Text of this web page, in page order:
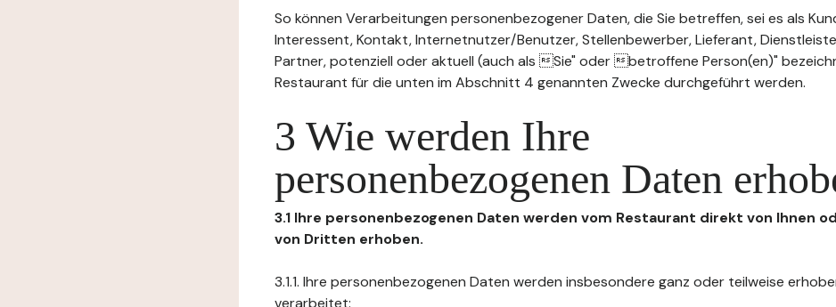
So können Verarbeitungen personenbezogener Daten, die Sie betreffen, sei es als
Interessent, Kontakt, Internetnutzer/Benutzer, Stellenbewerber, Lieferant,
Partner, potenziell oder aktuell (auch als Sie" oder betroffene Person(en)"
Restaurant für die unten im Abschnitt 4 genannten Zwecke durchgeführt werden.
3 Wie werden Ihre
personenbezogenen Daten
3.1 Ihre personenbezogenen Daten werden vom Restaurant direkt von Ihnen
von Dritten erhoben.
3.1.1. Ihre personenbezogenen Daten werden insbesondere ganz oder teilweise
verarbeitet: